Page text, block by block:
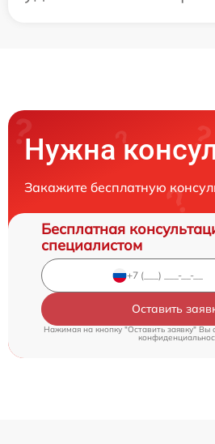
Нужна
Закажите бесплатную
Бесплатная
специалистом
Оставить
Нажимая на кнопку "Оставить заявку" Вы